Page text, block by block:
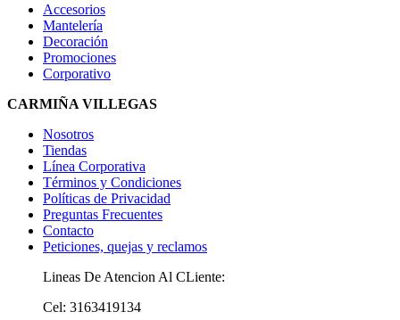
Accesorios
Mantelería
Decoración
Promociones
Corporativo
CARMIÑA VILLEGAS
Nosotros
Tiendas
Línea Corporativa
Términos y Condiciones
Políticas de Privacidad
Preguntas Frecuentes
Contacto
Peticiones, quejas y reclamos
Lineas De Atencion Al CLiente:
Cel: 3163419134